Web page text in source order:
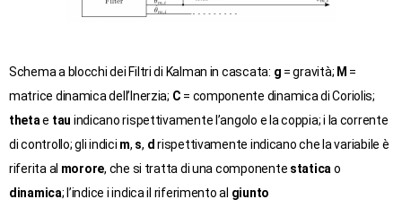
Schema a blocchi dei Filtri di Kalman in cascata: g = gravità; M =
matrice dinamica dell’Inerzia; C = componente dinamica di Coriolis;
thetae tau indicano rispettivamente l’angolo e la coppia; i la corrente
di controllo; gli indici m, s, d rispettivamente indicano che la variabile è
riferita al morore, che si tratta di una componente statica o
dinamica; l’indice i indica il riferimento al giunto